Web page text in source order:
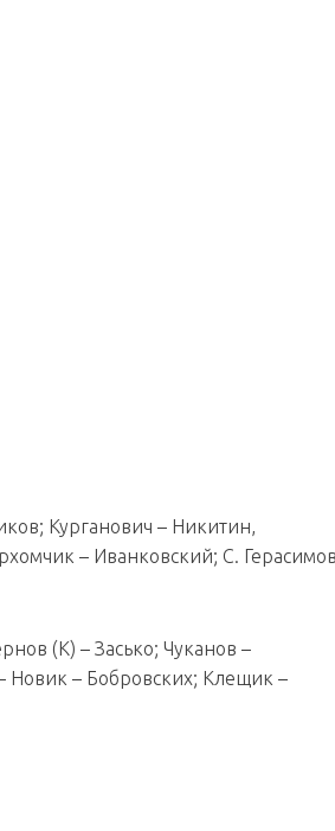
Курганович – Никитин,
– Иванковский; С. Герасимов
(К) – Засько; Чуканов –
Новик – Бобровских; Клещик –